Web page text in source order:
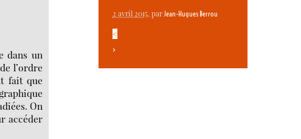
dans un
l’ordre
fait que
On
accéder
2 avril 2015, par Jean-Hugues Berrou
<
>